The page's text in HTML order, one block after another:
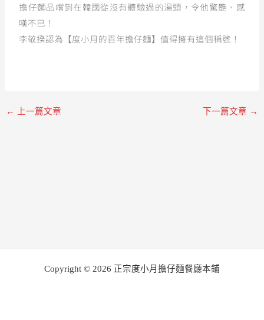
擔仔麵品嚐到在韓國從沒有體驗過的湯頭，令他驚艷、感
嘆不已！
李敬揆認為【度小月的百年擔仔麵】值得擁有這個稱號！
← 上一篇文章 下一篇文章 →
Copyright © 2026 正宗度小月擔仔麵餐廳本鋪